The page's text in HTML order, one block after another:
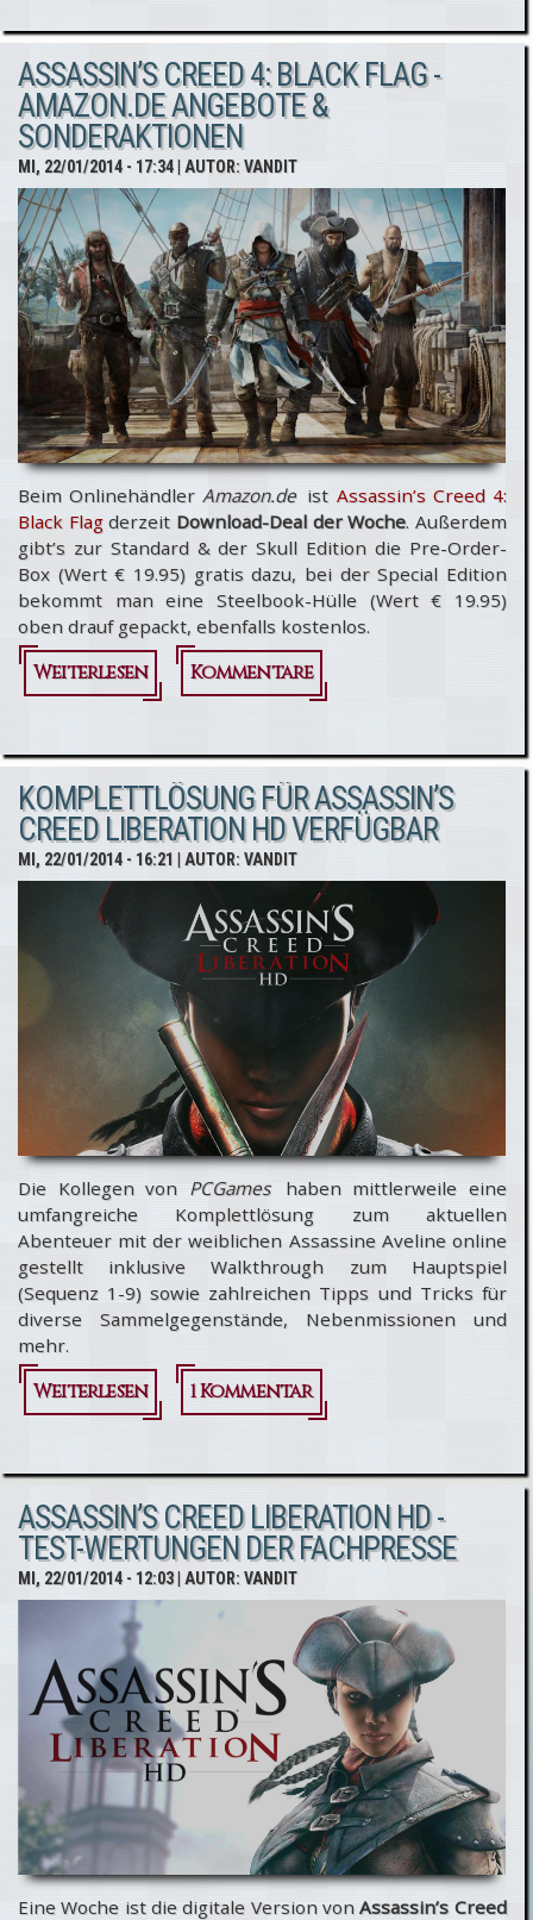
Creed
Film -
Regisseur
bekannt?
ASSASSIN’S CREED 4: BLACK FLAG -
AMAZON.DE ANGEBOTE &
SONDERAKTIONEN
MI, 22/01/2014 - 17:34| AUTOR:VANDIT
Beim OnlinehändlerAmazon.de ist Assassin’s Creed 4:
Black Flagderzeit Download-Deal der Woche. Außerdem
gibt’s zur Standard & der Skull Edition die Pre-Order-
Box (Wert € 19.95) gratis dazu, bei der Special Edition
bekommt man eine Steelbook-Hülle (Wert € 19.95)
oben drauf gepackt, ebenfalls kostenlos.
Weiterlesen
über Assassin’s
Flag - Amazon.de
Angebote &
Sonderaktionen
Kommentare
KOMPLETTLÖSUNG FÜR ASSASSIN’S
CREED LIBERATION HD VERFÜGBAR
MI, 22/01/2014 - 16:21 | AUTOR:VANDIT
Die Kollegen von PCGames
haben mittlerweile eine
umfangreiche Komplettlösung zum aktuellen
Abenteuer mit der weiblichen Assassine Aveline online
gestellt inklusive Walkthrough zum Hauptspiel
(Sequenz 1-9) sowie zahlreichen Tipps und Tricks für
diverse Sammelgegenstände, Nebenmissionen und
mehr.
Weiterlesen
über
für Assassin’s
Creed
Liberation HD
verfügbar
1 Kommentar
ASSASSIN’S CREED LIBERATION HD -
TEST-WERTUNGEN DER FACHPRESSE
MI, 22/01/2014 - 12:03| AUTOR:VANDIT
Eine Woche ist die digitale Version vonAssassin’s Creed